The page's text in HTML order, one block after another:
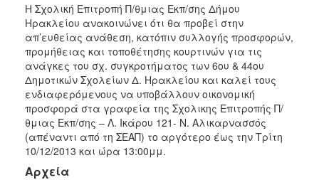
Η Σχολική Επιτροπή Π/θμιας Εκπ/σης Δήμου
Ηρακλείου ανακοινώνει ότι θα προβεί στην
απ’ευθείας ανάθεση, κατόπιν συλλογής προσφορών,
προμήθειας και τοποθέτησης κουρτινών για τις
ανάγκες του σχ. συγκροτήματος των 6ου & 44ου
Δημοτικών Σχολείων Δ. Ηρακλείου και καλεί τους
ενδιαφερόμενους να υποβάλλουν οικονομική
προσφορά στα γραφεία της Σχολικης Επιτροπής Π/
θμιας Εκπ/σης – Λ. Ικάρου 121- Ν. Αλικαρνασσός
(απέναντι από τη ΣΕΑΠ) το αργότερο έως την Τρίτη
10/12/2013 και ώρα 13:00μμ.
Αρχεία